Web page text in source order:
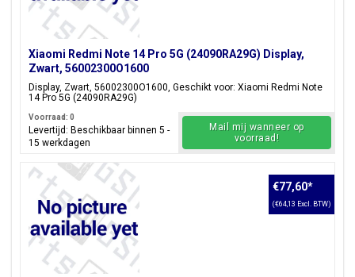
Xiaomi Redmi Note 14 Pro 5G (24090RA29G) Display,
Zwart, 56002300O1600
Display, Zwart, 56002300O1600, Geschikt voor: Xiaomi Redmi Note
14 Pro 5G (24090RA29G)
Voorraad: 0
Levertijd: Beschikbaar binnen 5 -
15 werkdagen
Mail mij wanneer op
voorraad!
€77,60*
(€64,13 Excl. BTW)